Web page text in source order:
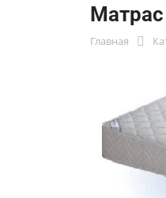
Главная